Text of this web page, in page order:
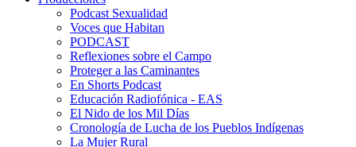
Podcast Sexualidad
Voces que Habitan
PODCAST
Reflexiones sobre el Campo
Proteger a las Caminantes
En Shorts Podcast
Educación Radiofónica - EAS
El Nido de los Mil Días
Cronología de Lucha de los Pueblos Indígenas
La Mujer Rural